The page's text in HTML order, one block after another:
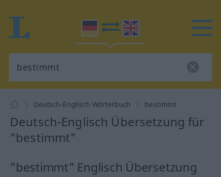
Deutsch-Englisch Wörterbuch bestimmt
Deutsch-Englisch Übersetzung für
"bestimmt"
"bestimmt" Englisch Übersetzung